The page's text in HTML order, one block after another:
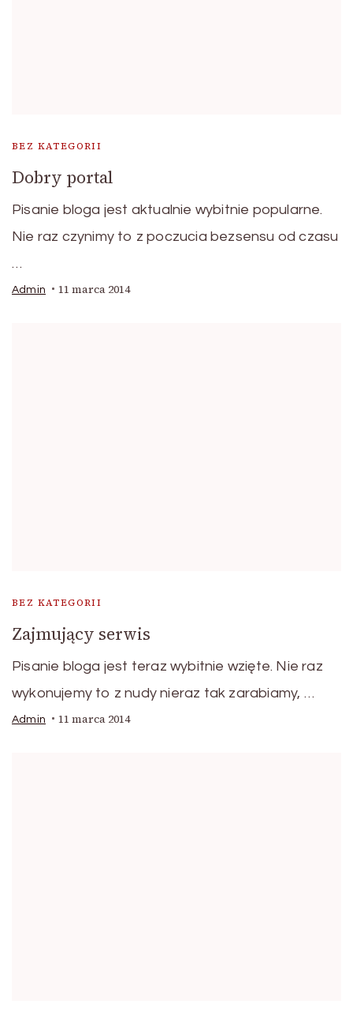
BEZ KATEGORII
Dobry portal
Pisanie bloga jest aktualnie wybitnie popularne.
Nie raz czynimy to z poczucia bezsensu od czasu
…
Admin 11 marca 2014
BEZ KATEGORII
Zajmujący serwis
Pisanie bloga jest teraz wybitnie wzięte. Nie raz
wykonujemy to z nudy nieraz tak zarabiamy, …
Admin 11 marca 2014